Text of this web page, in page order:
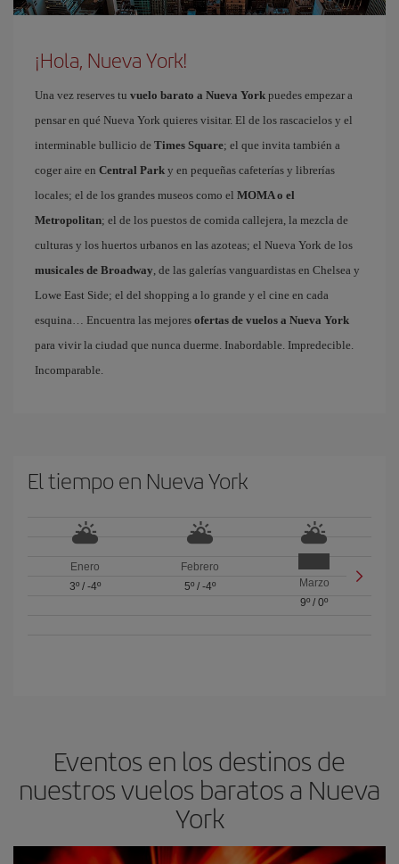
¡Hola, Nueva York!
Una vez reserves tu vuelo barato a Nueva York puedes empezar a
pensar en qué Nueva York quieres visitar. El de los rascacielos y el
interminable bullicio de Times Square; el que invita también a
coger aire en Central Park y en pequeñas cafeterías y librerías
locales; el de los grandes museos como el MOMA o el
Metropolitan; el de los puestos de comida callejera, la mezcla de
culturas y los huertos urbanos en las azoteas; el Nueva York de los
musicales de Broadway, de las galerías vanguardistas en Chelsea y
Lowe East Side; el del shopping a lo grande y el cine en cada
esquina… Encuentra las mejores ofertas de vuelos a Nueva York
para vivir la ciudad que nunca duerme. Inabordable. Impredecible.
Incomparable.
El tiempo en Nueva York
Enero
3º/ -4º
Febrero
5º/ -4º
Marzo
9º /0º
Eventos en los destinos de
nuestros vuelos baratos a Nueva
York